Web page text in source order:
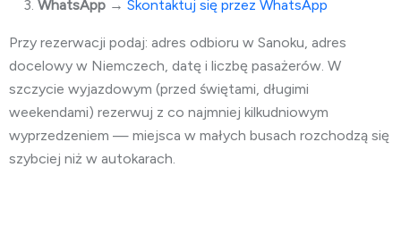
WhatsApp → Skontaktuj się przez WhatsApp
Przy rezerwacji podaj: adres odbioru w Sanoku, adres
docelowy w Niemczech, datę i liczbę pasażerów. W
szczycie wyjazdowym (przed świętami, długimi
weekendami) rezerwuj z co najmniej kilkudniowym
wyprzedzeniem — miejsca w małych busach rozchodzą się
szybciej niż w autokarach.